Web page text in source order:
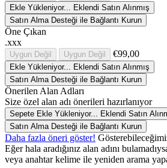
Ekle Yükleniyor... Eklendi Satın Alınmış
Satın Alma Desteği ile Bağlantı Kurun
Öne Çıkan
.xxx
Uygun Değil Uygun Değil €99,00
Ekle Yükleniyor... Eklendi Satın Alınmış
Satın Alma Desteği ile Bağlantı Kurun
Önerilen Alan Adları
Size özel alan adı önerileri hazırlanıyor
Sepete Ekle Yükleniyor... Eklendi Satın
Satın Alma Desteği ile Bağlantı Kurun
Daha fazla öneri göster!
Eğer hala aradığınız alan adını
veya anahtar kelime ile yeniden arama